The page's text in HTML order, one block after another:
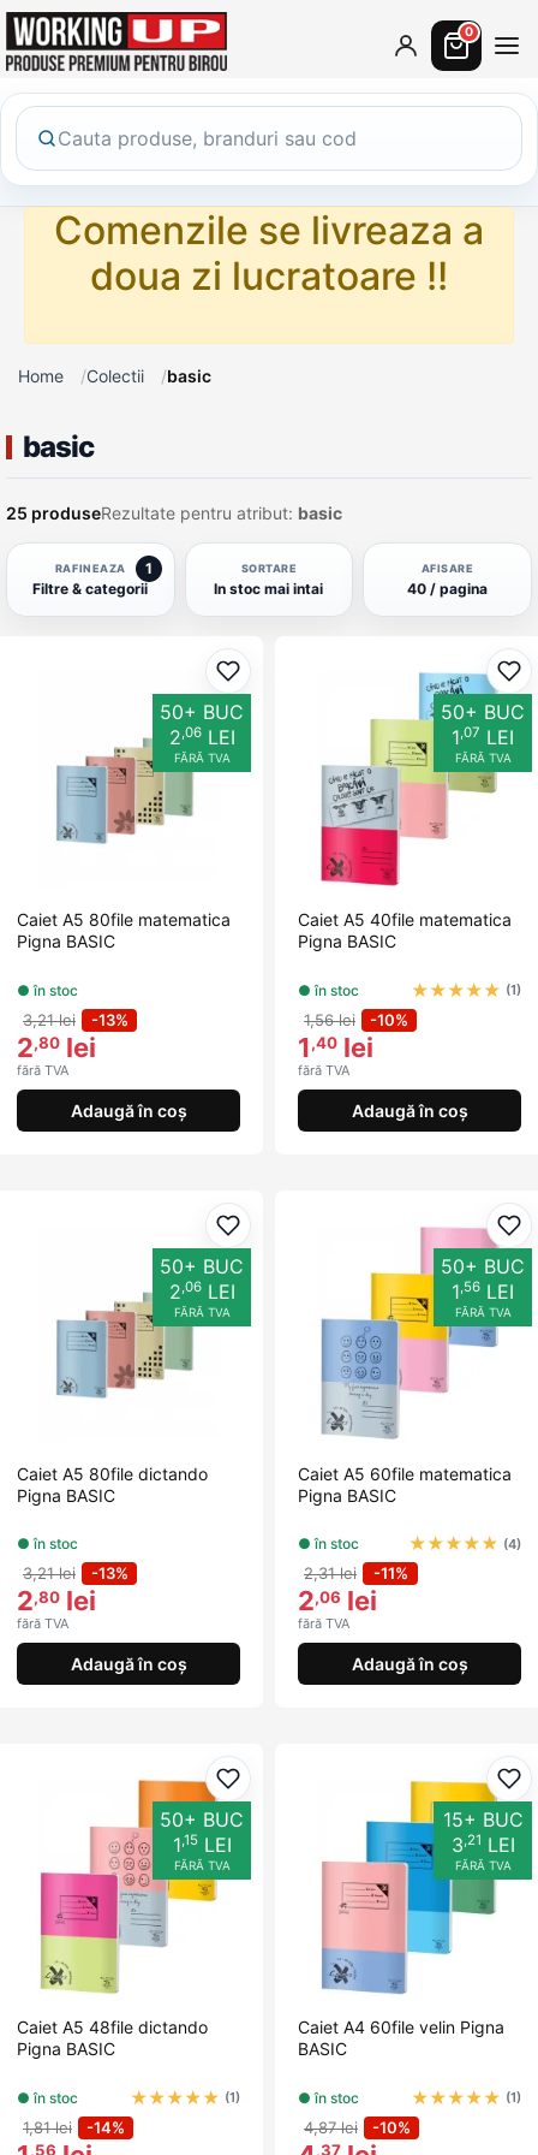
0
Comenzile se livreaza a
doua zi lucratoare !!
Home Colectii basic
basic
25 produseRezultate pentru atribut: basic
RAFINEAZA
Filtre & categorii
1 SORTARE
In stoc mai intai
AFISARE
40 / pagina
Adaugă la favorite
50+ BUC
2,06LEI
FĂRĂ TVA
Caiet A5 80file matematica
Pigna BASIC
● în stoc
3,21 lei -13%
2,80 lei
fără TVA
Adaugă în coș
50+ BUC
1,07 LEI
FĂRĂ TVA
Caiet A5 40file matematica
Pigna BASIC
● în stoc ★★★★★ (1)
1,56 lei -10%
1,40 lei
fără TVA
Adaugă în coș
Adaugă la favorite
50+ BUC
2,06LEI
FĂRĂ TVA
Caiet A5 80file dictando
Pigna BASIC
● în stoc
3,21 lei -13%
2,80 lei
fără TVA
Adaugă în coș
50+ BUC
1,56 LEI
FĂRĂ TVA
Caiet A5 60file matematica
Pigna BASIC
● în stoc ★★★★★ (4)
2,31 lei -11%
2,06 lei
fără TVA
Adaugă în coș
Adaugă la favorite
50+ BUC
1,15LEI
FĂRĂ TVA
Caiet A5 48file dictando
Pigna BASIC
● în stoc ★★★★★ (1)
1,81 lei -14%
,56
15+ BUC
3,21 LEI
FĂRĂ TVA
Caiet A4 60file velin Pigna
BASIC
● în stoc ★★★★★ (1)
4,87 lei -10%
,37